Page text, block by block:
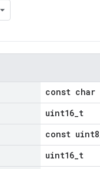
const char
uint16_t
const
uint16_t